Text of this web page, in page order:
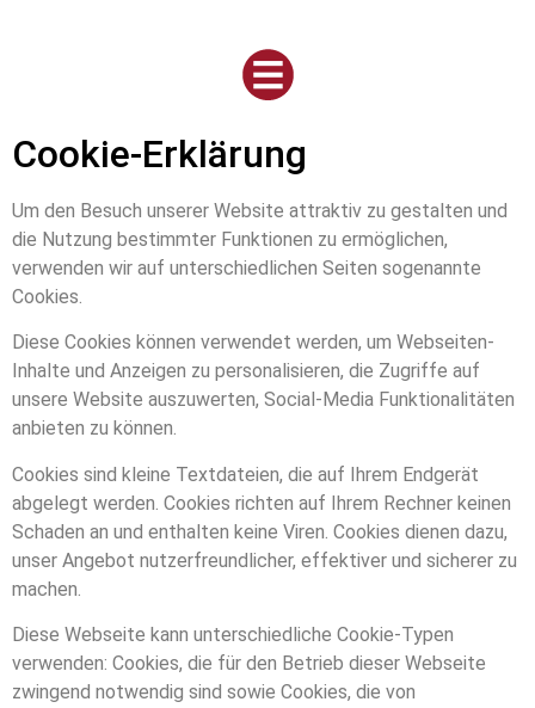
Cookie-Erklärung
Um den Besuch unserer Website attraktiv zu gestalten und
die Nutzung bestimmter Funktionen zu ermöglichen,
verwenden wir auf unterschiedlichen Seiten sogenannte
Cookies.
Diese Cookies können verwendet werden, um Webseiten-
Inhalte und Anzeigen zu personalisieren, die Zugriffe auf
unsere Website auszuwerten, Social-Media Funktionalitäten
anbieten zu können.
Cookies sind kleine Textdateien, die auf Ihrem Endgerät
abgelegt werden. Cookies richten auf Ihrem Rechner keinen
Schaden an und enthalten keine Viren. Cookies dienen dazu,
unser Angebot nutzerfreundlicher, effektiver und sicherer zu
machen.
Diese Webseite kann unterschiedliche Cookie-Typen
verwenden: Cookies, die für den Betrieb dieser Webseite
zwingend notwendig sind sowie Cookies, die von